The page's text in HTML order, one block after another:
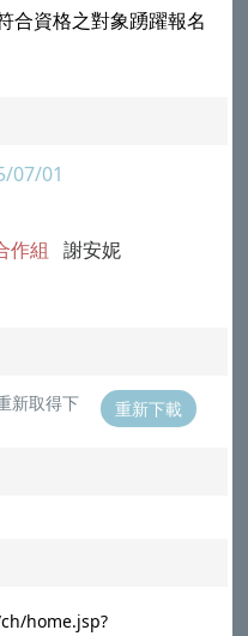
合資格之對象踴躍報名
07/01
作組 謝安妮
新取得下
重新下載
home.jsp?